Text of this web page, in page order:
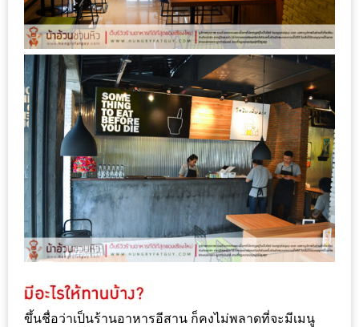
ใหญ่
ที่สุด
ใน
โลก
กับ
โรง
แรม
ฮอ
ลิ
เดย์
อินน์
เชียงใหม่
PANDA
TIME
ขึ้นชื่อว่าเป็นร้านอาหารอีสาน ก็คงไม่พลาดที่จะมีเมนู